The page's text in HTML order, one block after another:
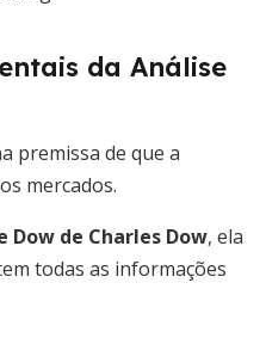
da Análise
premissa de que a
mercados.
Dow de Charles Dow, ela
todas as informações